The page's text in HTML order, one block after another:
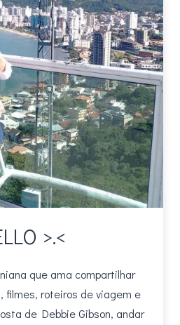
>.<
que ama compartilhar
filmes, roteiros de viagem e
de Debbie Gibson, andar